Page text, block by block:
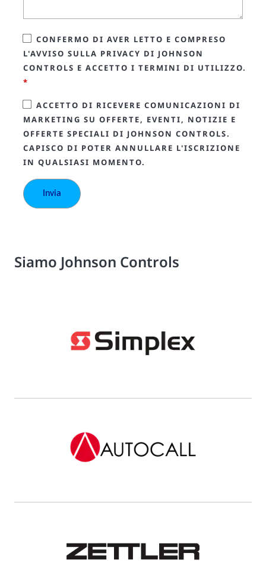
CONFERMO DI AVER LETTO E COMPRESO
L'AVVISO SULLA PRIVACY DI JOHNSON
CONTROLS E ACCETTO I TERMINI DI UTILIZZO.
*
ACCETTO DI RICEVERE COMUNICAZIONI DI
MARKETING SU OFFERTE, EVENTI, NOTIZIE E
OFFERTE SPECIALI DI JOHNSON CONTROLS.
CAPISCO DI POTER ANNULLARE L'ISCRIZIONE
IN QUALSIASI MOMENTO.
Siamo Johnson Controls